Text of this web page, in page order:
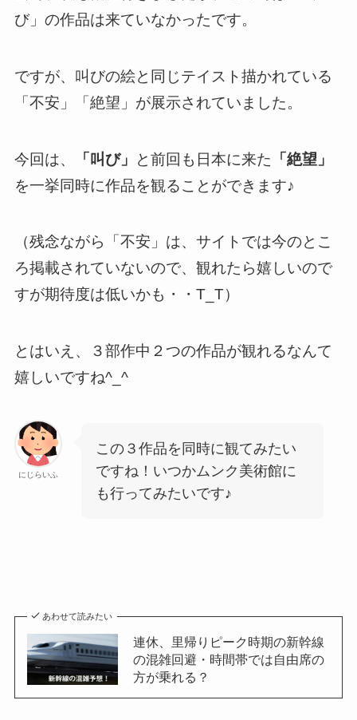
び」の作品は来ていなかったです。
ですが、叫びの絵と同じテイスト描かれている
「不安」「絶望」が展示されていました。
今回は、 「叫び」 と前回も日本に来た 「絶望」
を一挙同時に作品を観ることができます♪
（残念ながら「不安」は、サイトでは今のとこ
ろ掲載されていないので、観れたら嬉しいので
すが期待度は低いかも・・T_T）
とはいえ、３部作中２つの作品が観れるなんて
嬉しいですね^_^
にじらいふ
この３作品を同時に観てみたい
ですね！いつかムンク美術館に
も行ってみたいです♪
あわせて読みたい
連休、里帰りピーク時期の新幹線
の混雑回避・時間帯では自由席の
方が乗れる？